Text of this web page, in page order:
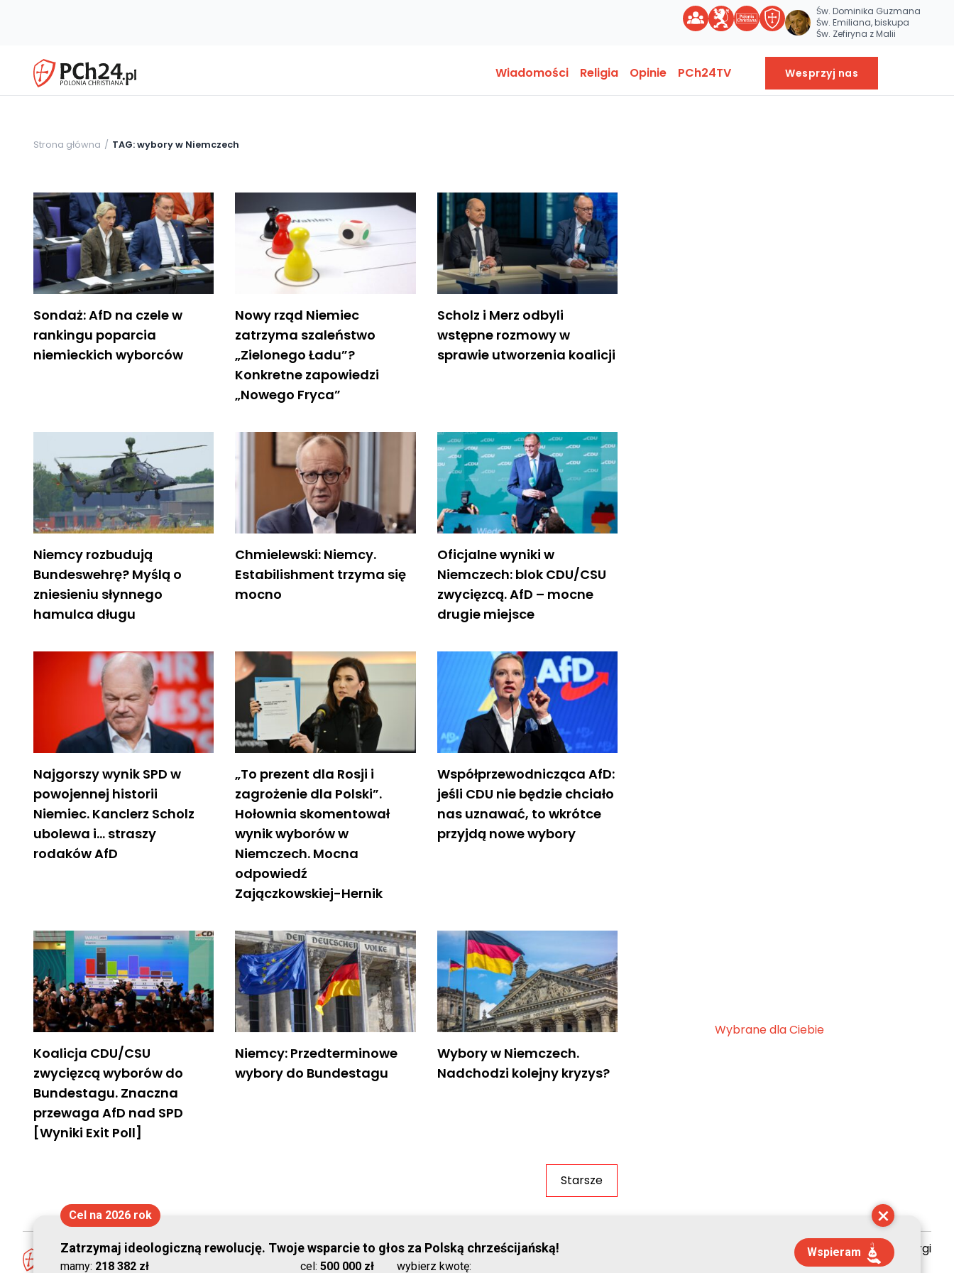
Św. Dominika Guzmana
Św. Emiliana, biskupa
Św. Zefiryna z Malii
Wiadomości Religia Opinie PCh24TV Wesprzyj nas
Strona główna TAG: wybory w Niemczech
Sondaż: AfD na czele w
rankingu poparcia
niemieckich wyborców
Nowy rząd Niemiec
zatrzyma szaleństwo
„Zielonego Ładu”?
Konkretne zapowiedzi
„Nowego Fryca”
Scholz i Merz odbyli
wstępne rozmowy w
sprawie utworzenia koalicji
Niemcy rozbudują
Bundeswehrę? Myślą o
zniesieniu słynnego
hamulca długu
Chmielewski: Niemcy.
Estabilishment trzyma się
mocno
Oficjalne wyniki w
Niemczech: blok CDU/CSU
zwycięzcą. AfD – mocne
drugie miejsce
Najgorszy wynik SPD w
powojennej historii
Niemiec. Kanclerz Scholz
ubolewa i… straszy
rodaków AfD
„To prezent dla Rosji i
zagrożenie dla Polski”.
Hołownia skomentował
wynik wyborów w
Niemczech. Mocna
odpowiedź
Zajączkowskiej-Hernik
Współprzewodnicząca AfD:
jeśli CDU nie będzie chciało
nas uznawać, to wkrótce
przyjdą nowe wybory
Koalicja CDU/CSU
zwycięzcą wyborów do
Bundestagu. Znaczna
przewaga AfD nad SPD
[Wyniki Exit Poll]
Niemcy: Przedterminowe
wybory do Bundestagu
Wybory w Niemczech.
Nadchodzi kolejny kryzys?
Starsze
Wybrane dla Ciebie
© Stowarzyszenie Kultury Chrześcijańskiej im. ks. Piotra Skargi
×
Cel na 2026 rok
Zatrzymaj ideologiczną rewolucję. Twoje wsparcie to głos za Polską chrześcijańską!
mamy: 218 382 zł cel: 500 000 zł wybierz kwotę:
Wspieram